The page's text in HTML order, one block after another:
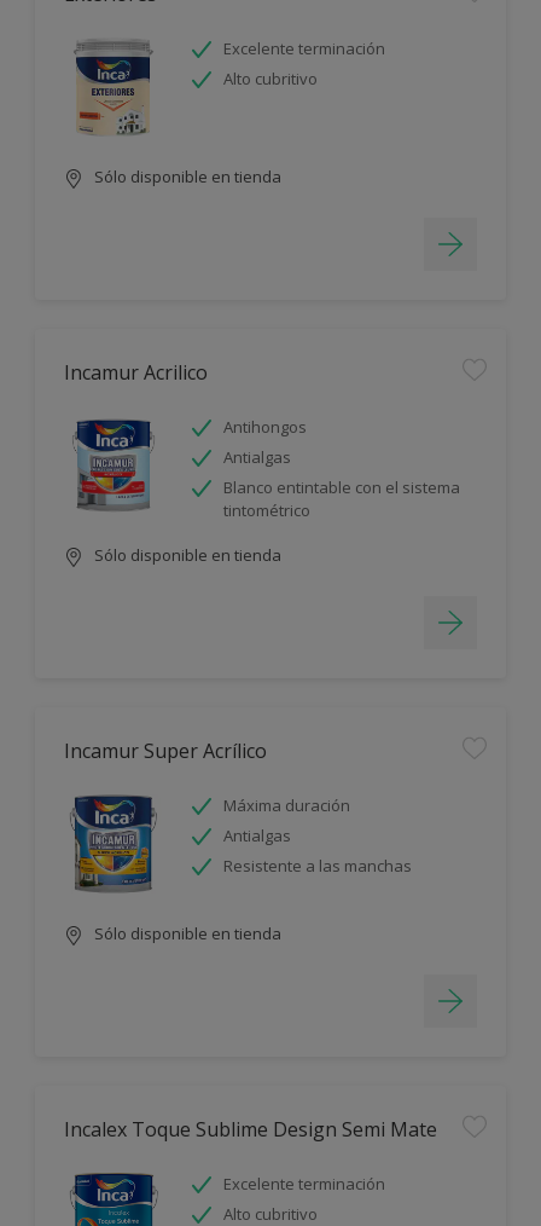
Excelente terminación
Alto cubritivo
Sólo disponible en tienda
Incamur Acrilico
Antihongos
Antialgas
Blanco entintable con el sistema
tintométrico
Sólo disponible en tienda
Incamur Super Acrílico
Máxima duración
Antialgas
Resistente a las manchas
Sólo disponible en tienda
Incalex Toque Sublime Design Semi Mate
Excelente terminación
Alto cubritivo